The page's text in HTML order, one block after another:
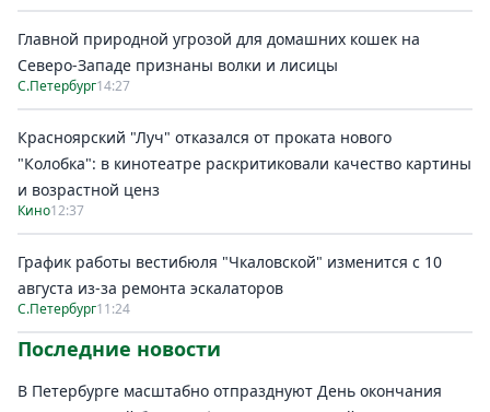
Главной природной угрозой для домашних кошек на
Северо-Западе признаны волки и лисицы
С.Петербург14:27
Красноярский "Луч" отказался от проката нового
"Колобка": в кинотеатре раскритиковали качество картины
и возрастной ценз
Кино12:37
График работы вестибюля "Чкаловской" изменится с 10
августа из-за ремонта эскалаторов
С.Петербург11:24
Последние новости
В Петербурге масштабно отпразднуют День окончания